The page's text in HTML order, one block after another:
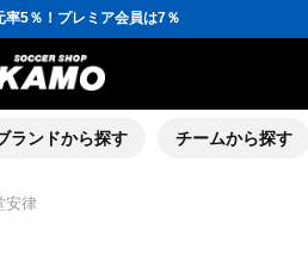
率5％！プレミア会員は7％
「10％OFFクーポン」プレゼント！
でシューズケースプレゼント！
税込)以上で送料無料！
率5％！プレミア会員は7％
「10％OFFクーポン」プレゼント！
ランドから探す チームから探す
安律